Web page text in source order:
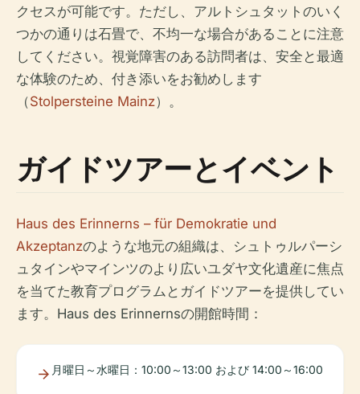
クセスが可能です。ただし、アルトシュタットのいく
つかの通りは石畳で、不均一な場合があることに注意
してください。視覚障害のある訪問者は、安全と最適
な体験のため、付き添いをお勧めします
（Stolpersteine Mainz）。
ガイドツアーとイベント
Haus des Erinnerns – für Demokratie und
Akzeptanzのような地元の組織は、シュトゥルパーシ
ュタインやマインツのより広いユダヤ文化遺産に焦点
を当てた教育プログラムとガイドツアーを提供してい
ます。Haus des Erinnernsの開館時間：
月曜日～水曜日：10:00～13:00 および 14:00～16:00